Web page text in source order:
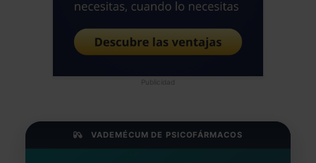
Publicidad
VADEMÉCUM DE PSICOFÁRMACOS